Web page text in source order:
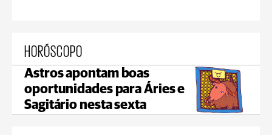
HORÓSCOPO
Astros apontam boas
oportunidades para Áries e
Sagitário nesta sexta